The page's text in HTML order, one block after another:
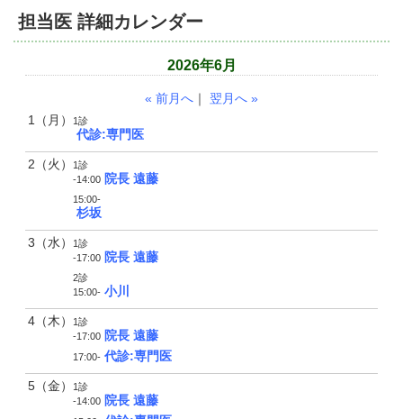
担当医 詳細カレンダー
2026年6月
« 前月へ ｜ 翌月へ »
1（月）
1診
代診:専門医
2（火）
1診
-14:00 院長 遠藤
15:00-
杉坂
3（水）
1診
-17:00 院長 遠藤
2診
15:00- 小川
4（木）
1診
-17:00 院長 遠藤
17:00- 代診:専門医
5（金）
1診
-14:00 院長 遠藤